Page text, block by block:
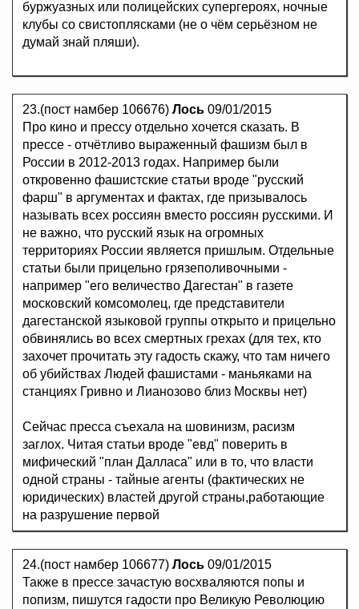
буржуазных или полицейских супергероях, ночные
клубы со свистоплясками (не о чём серьёзном не
думай знай пляши).
23.(пост намбер 106676) Лось 09/01/2015
Про кино и прессу отдельно хочется сказать. В
прессе - отчётливо выраженный фашизм был в
России в 2012-2013 годах. Например были
откровенно фашистские статьи вроде "русский
фарш" в аргументах и фактах, где призывалось
называть всех россиян вместо россиян русскими. И
не важно, что русский язык на огромных
территориях России является пришлым. Отдельные
статьи были прицельно грязеполивочными -
например "его величество Дагестан" в газете
московский комсомолец, где представители
дагестанской языковой группы открыто и прицельно
обвинялись во всех смертных грехах (для тех, кто
захочет прочитать эту гадость скажу, что там ничего
об убийствах Людей фашистами - маньяками на
станциях Гривно и Лианозово близ Москвы нет)
Сейчас пресса съехала на шовинизм, расизм
заглох. Читая статьи вроде "евд" поверить в
мифический "план Далласа" или в то, что власти
одной страны - тайные агенты (фактических не
юридических) властей другой страны,работающие
на разрушение первой
24.(пост намбер 106677) Лось 09/01/2015
Также в прессе зачастую восхваляются попы и
попизм, пишутся гадости про Великую Революцию